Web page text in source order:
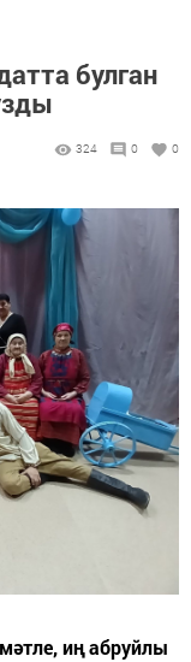
булган
324 0 0
иң абруйлы